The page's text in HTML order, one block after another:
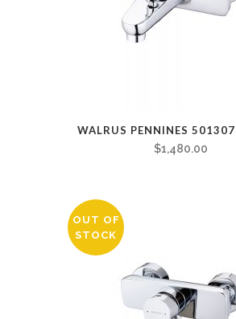
WALRUS PENNINES 501307
$1,480.00
OUT OF
STOCK